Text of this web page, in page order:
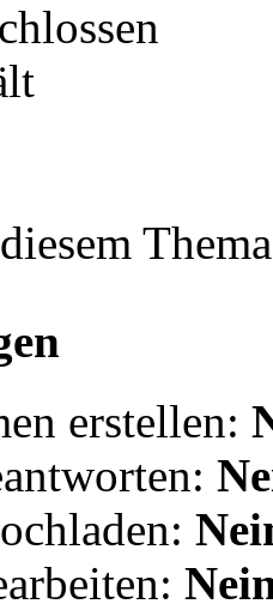
erstellen: